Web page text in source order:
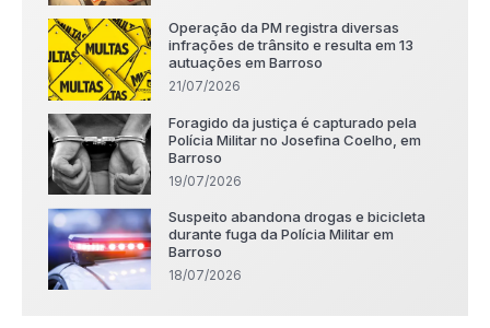
Operação da PM registra diversas
infrações de trânsito e resulta em 13
autuações em Barroso
21/07/2026
Foragido da justiça é capturado pela
Polícia Militar no Josefina Coelho, em
Barroso
19/07/2026
Suspeito abandona drogas e bicicleta
durante fuga da Polícia Militar em
Barroso
18/07/2026